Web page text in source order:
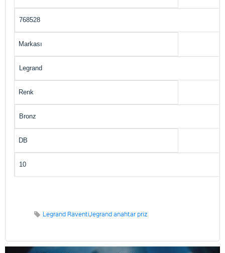
768528
Markası
Legrand
Renk
Bronz
DB
10
Legrand Raventi,legrand anahtar priz